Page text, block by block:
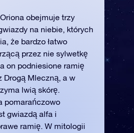
obejmuje trzy
na niebie, których
że bardzo łatwo
przez nie sylwetkę
on podniesione ramię
Drogą Mleczną, a w
lwią skórę.
pomarańczowo
gwiazdą alfa i
ramię. W mitologii